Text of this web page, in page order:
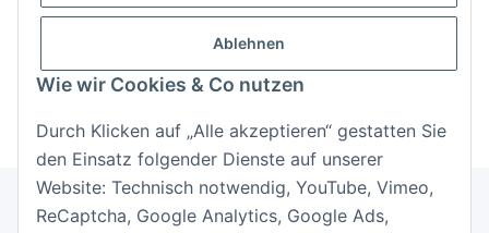
Ablehnen
Wie wir Cookies & Co nutzen
Durch Klicken auf „Alle akzeptieren“ gestatten Sie
den Einsatz folgender Dienste auf unserer
Website: Technisch notwendig, YouTube, Vimeo,
ReCaptcha, Google Analytics, Google Ads,
Neu hier? Jetzt registrieren!